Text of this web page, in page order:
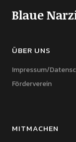
Blaue
ÜBER UNS
Impressum/
Förderverein
MITMACHEN